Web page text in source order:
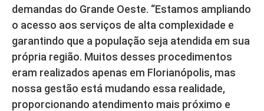
demandas do Grande Oeste. “Estamos ampliando
o acesso aos serviços de alta complexidade e
garantindo que a população seja atendida em sua
própria região. Muitos desses procedimentos
eram realizados apenas em Florianópolis, mas
nossa gestão está mudando essa realidade,
proporcionando atendimento mais próximo e